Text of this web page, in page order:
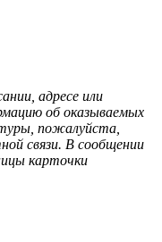
адресе или
об оказываемых
пожалуйста,
связи. В сообщении
карточки